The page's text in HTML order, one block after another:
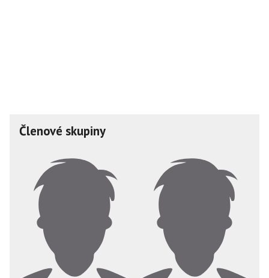
Členové skupiny